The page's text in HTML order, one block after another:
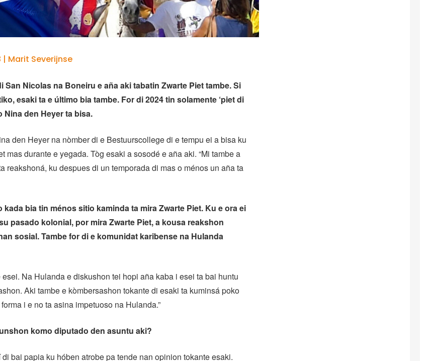
| Marit Severijnse
San Nicolas na Boneiru e aña aki tabatin Zwarte Piet tambe. Si
esaki ta e último bia tambe. For di 2024 tin solamente ‘piet di
Nina den Heyer ta bisa.
den Heyer na nòmber di e Bestuurscollege di e tempu ei a bisa ku
mas durante e yegada. Tòg esaki a sosodé e aña aki. “Mi tambe a
reakshoná, ku despues di un temporada di mas o ménos un aña ta
kada bia tin ménos sitio kaminda ta mira Zwarte Piet. Ku e ora ei
pasado kolonial, por mira Zwarte Piet, a kousa reakshon
sosial. Tambefor di e komunidat karibense na Hulanda
esei. Na Hulanda e diskushon tei hopi aña kaba i esei ta bai huntu
Aki tambe e kòmbersashon tokante di esaki ta kuminsá poko
i e no ta asina impetuoso na Hulanda.”
komo diputado den asuntu aki?
di bai papia ku hóben atrobe pa tende nan opinion tokante esaki.